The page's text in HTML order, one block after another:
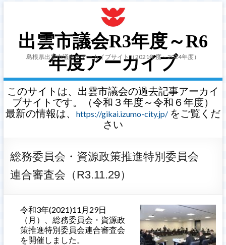
出雲市議会R3年度～R6
年度アーカイブ
島根県出雲市議会のアーカイブサイト（2021年度～2024年度）
このサイトは、出雲市議会の過去記事アーカイ
ブサイトです。（令和３年度～令和６年度）
最新の情報は、
https://gikai.izumo-city.jp/をご覧くだ
さい
総務委員会・資源政策推進特別委員会
連合審査会（R3.11.29）
令和3年(2021)11月29日
（月）、総務委員会・資源政
策推進特別委員会連合審査会
を開催しました。